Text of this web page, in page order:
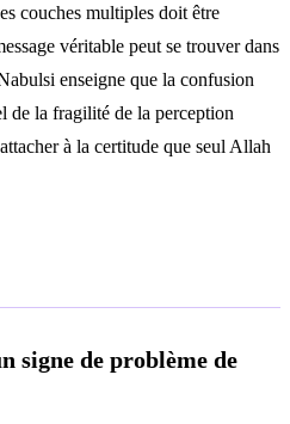
couches multiples doit être
véritable peut se trouver dans
enseigne que la confusion
de la fragilité de la perception
à la certitude que seul Allah
signe de problème de